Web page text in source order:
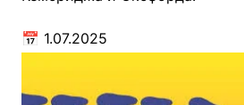
📅 1.07.2025